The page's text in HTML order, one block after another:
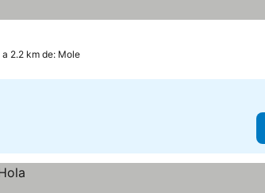
a 2.2 km de: Mole